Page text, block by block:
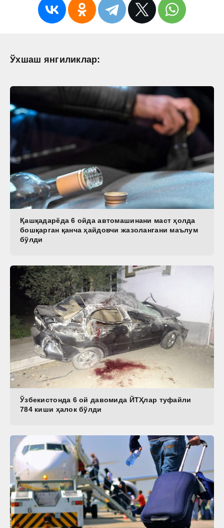
Ўхшаш янгиликлар:
Қашқадарёда 6 ойда автомашинани маст ҳолда
бошқарган қанча ҳайдовчи жазолангани маълум
бўлди
Ўзбекистонда 6 ой давомида ЙТҲлар туфайли
784 киши ҳалок бўлди